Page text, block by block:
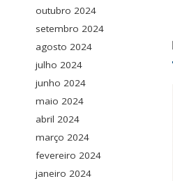
outubro 2024
setembro 2024
agosto 2024
julho 2024
junho 2024
maio 2024
abril 2024
março 2024
fevereiro 2024
janeiro 2024